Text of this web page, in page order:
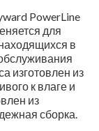
PowerLine
для
в
изготовлен из
к влаге и
из
сборка.